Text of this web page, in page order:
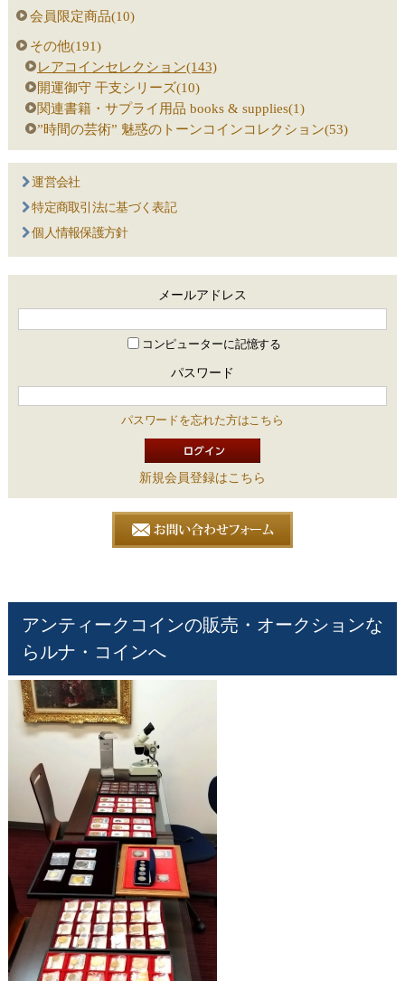
会員限定商品(10)
その他(191)
レアコインセレクション(143)
開運御守 干支シリーズ(10)
関連書籍・サプライ用品 books & supplies(1)
”時間の芸術” 魅惑のトーンコインコレクション(53)
運営会社
特定商取引法に基づく表記
個人情報保護方針
メールアドレス
コンピューターに記憶する
パスワード
パスワードを忘れた方はこちら
新規会員登録はこちら
アンティークコインの販売・オークションな
らルナ・コインへ